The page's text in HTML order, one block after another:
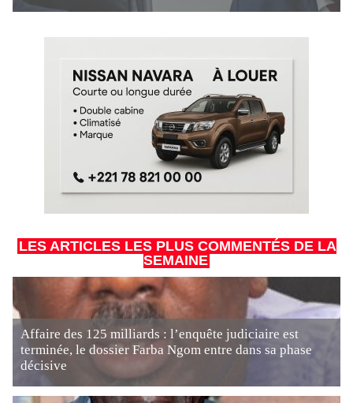
LES ARTICLES LES PLUS COMMENTÉS DE LA
SEMAINE
Affaire des 125 milliards : l’enquête judiciaire est
terminée, le dossier Farba Ngom entre dans sa phase
décisive